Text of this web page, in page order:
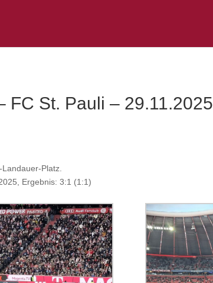
FC St. Pauli – 29.11.2025
Platz.
Ergebnis: 3:1 (1:1)